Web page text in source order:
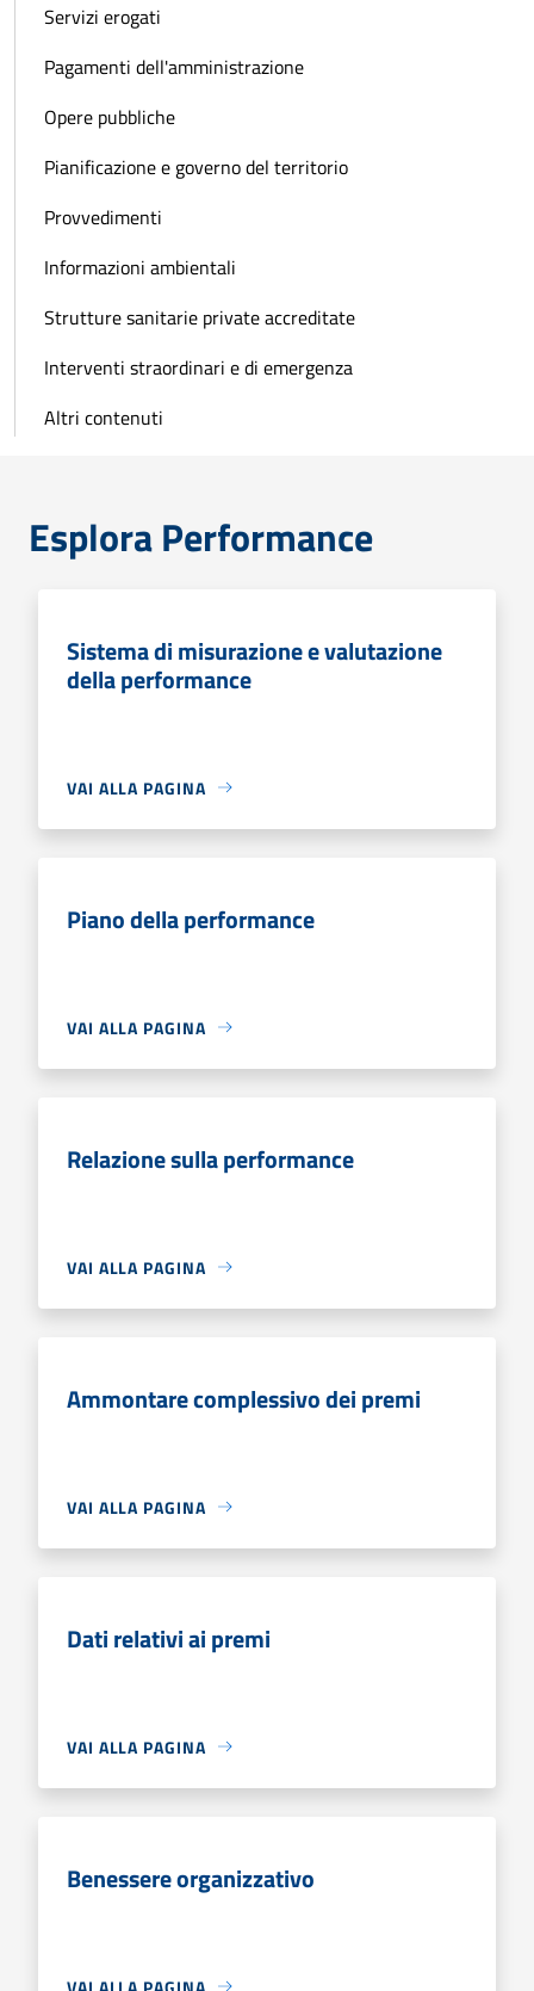
Servizi erogati
Pagamenti dell'amministrazione
Opere pubbliche
Pianificazione e governo del territorio
Provvedimenti
Informazioni ambientali
Strutture sanitarie private accreditate
Interventi straordinari e di emergenza
Altri contenuti
Esplora Performance
Sistema di misurazione e valutazione
della performance
VAI ALLA PAGINA
Piano della performance
VAI ALLA PAGINA
Relazione sulla performance
VAI ALLA PAGINA
Ammontare complessivo dei premi
VAI ALLA PAGINA
Dati relativi ai premi
VAI ALLA PAGINA
Benessere organizzativo